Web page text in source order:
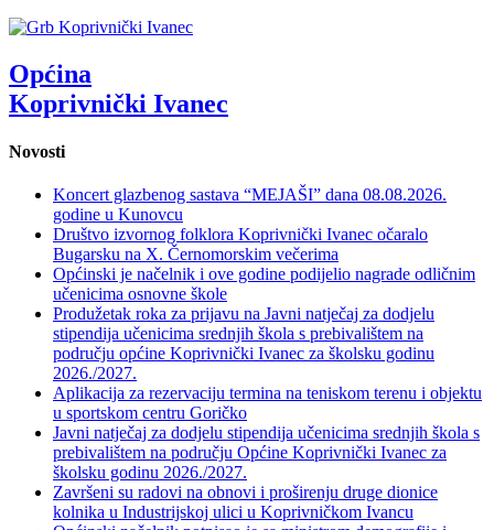
Općina
Koprivnički Ivanec
Novosti
Koncert glazbenog sastava “MEJAŠI” dana 08.08.2026.
godine u Kunovcu
Društvo izvornog folklora Koprivnički Ivanec očaralo
Bugarsku na X. Černomorskim večerima
Općinski je načelnik i ove godine podijelio nagrade odličnim
učenicima osnovne škole
Produžetak roka za prijavu na Javni natječaj za dodjelu
stipendija učenicima srednjih škola s prebivalištem na
području općine Koprivnički Ivanec za školsku godinu
2026./2027.
Aplikacija za rezervaciju termina na teniskom terenu i objektu
u sportskom centru Goričko
Javni natječaj za dodjelu stipendija učenicima srednjih škola s
prebivalištem na području Općine Koprivnički Ivanec za
školsku godinu 2026./2027.
Završeni su radovi na obnovi i proširenju druge dionice
kolnika u Industrijskoj ulici u Koprivničkom Ivancu